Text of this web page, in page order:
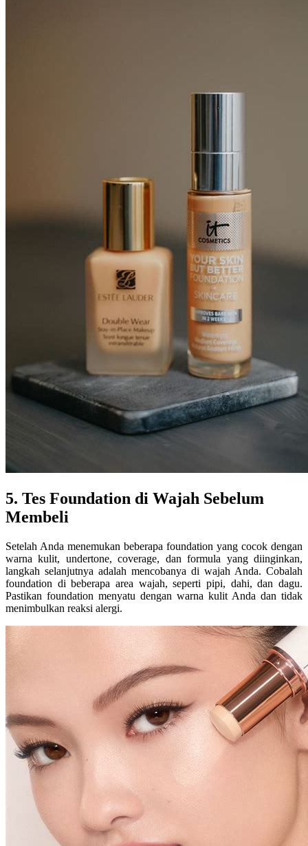
5. Tes Foundation di Wajah Sebelum
Membeli
Setelah Anda menemukan beberapa foundation yang cocok dengan
warna kulit, undertone, coverage, dan formula yang diinginkan,
langkah selanjutnya adalah mencobanya di wajah Anda. Cobalah
foundation di beberapa area wajah, seperti pipi, dahi, dan dagu.
Pastikan foundation menyatu dengan warna kulit Anda dan tidak
menimbulkan reaksi alergi.